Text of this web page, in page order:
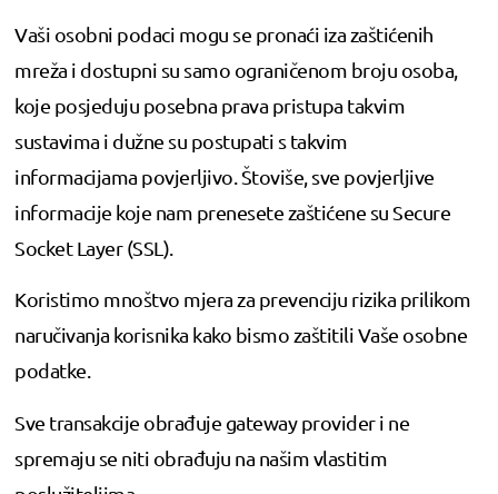
Vaši osobni podaci mogu se pronaći iza zaštićenih
mreža i dostupni su samo ograničenom broju osoba,
koje posjeduju posebna prava pristupa takvim
sustavima i dužne su postupati s takvim
informacijama povjerljivo. Štoviše, sve povjerljive
informacije koje nam prenesete zaštićene su Secure
Socket Layer (SSL).
Koristimo mnoštvo mjera za prevenciju rizika prilikom
naručivanja korisnika kako bismo zaštitili Vaše osobne
podatke.
Sve transakcije obrađuje gateway provider i ne
spremaju se niti obrađuju na našim vlastitim